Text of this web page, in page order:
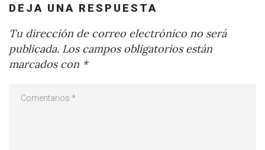
DEJA UNA RESPUESTA
Tu dirección de correo electrónico no será
publicada. Los campos obligatorios están
marcados con *